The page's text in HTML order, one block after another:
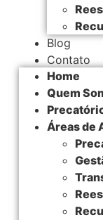
Blog
Contato
Home
Quem
Áreas de